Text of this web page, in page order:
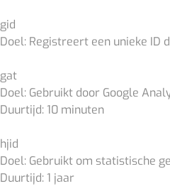
gid
Doel: Registreert een unieke
gat
Doel: Gebruikt door Google
Duurtijd: 10 minuten
hjid
Doel: Gebruikt om statistische
Duurtijd: 1 jaar